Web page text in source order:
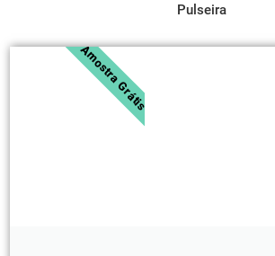
Pulseira
Amostra Grátis